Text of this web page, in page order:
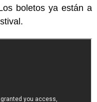
boletos ya están a